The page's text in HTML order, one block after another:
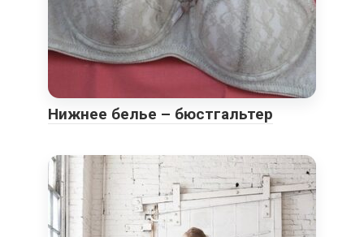
Нижнее белье – бюстгальтер